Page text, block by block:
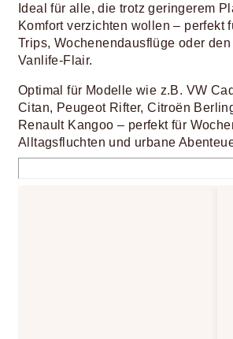
Ideal für alle, die trotz geringerem
Komfort verzichten wollen – perfekt
Trips, Wochenendausflüge oder
Vanlife-Flair.
Optimal für Modelle wie z.B. VW
Citan, Peugeot Rifter, Citroën
Renault Kangoo – perfekt für
Alltagsfluchten und urbane